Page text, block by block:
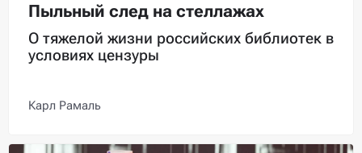
Пыльный след на стеллажах
О тяжелой жизни российских библиотек в
условиях цензуры
Карл Рамаль